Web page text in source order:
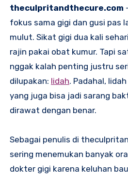
theculpritandthecure.com
fokus sama gigi dan gusi pas
mulut. Sikat gigi dua kali
rajin pakai obat kumur. Tapi
nggak kalah penting justru
dilupakan: lidah. Padahal,
yang juga bisa jadi sarang
dirawat dengan benar.
Sebagai penulis di
sering menemukan banyak
dokter gigi karena keluhan